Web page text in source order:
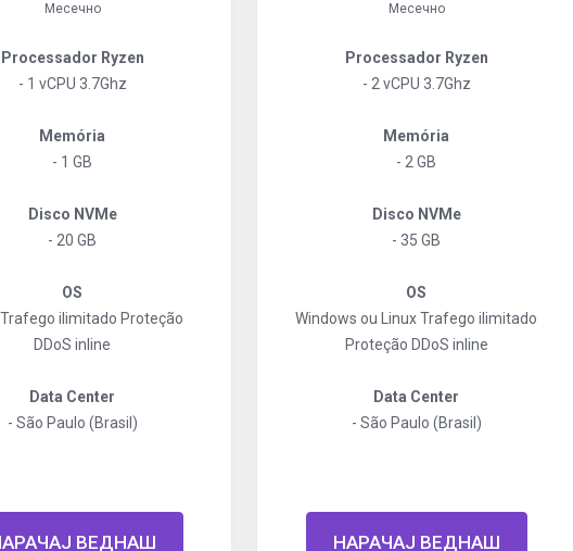
Месечно
Processador Ryzen
- 1 vCPU 3.7Ghz
Memória
- 1 GB
Disco NVMe
- 20 GB
OS
ilimitado Proteção
DDoS inline
Data Center
- São Paulo (Brasil)
ВЕДНАШ
Месечно
Processador Ryzen
- 2 vCPU 3.7Ghz
Memória
- 2 GB
Disco NVMe
- 35 GB
OS
Windows ou LinuxTrafego ilimitado
Proteção DDoS inline
Data Center
- São Paulo (Brasil)
НАРАЧАЈ ВЕДНАШ